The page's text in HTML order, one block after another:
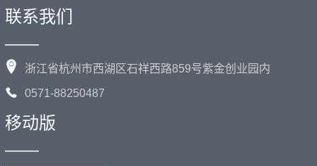
联系我们
——
浙江省杭州市西湖区石祥西路859号紫金创业园内
0571-88250487
移动版
——